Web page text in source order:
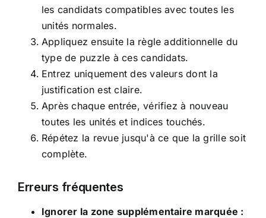
les candidats compatibles avec toutes les
unités normales.
Appliquez ensuite la règle additionnelle du
type de puzzle à ces candidats.
Entrez uniquement des valeurs dont la
justification est claire.
Après chaque entrée, vérifiez à nouveau
toutes les unités et indices touchés.
Répétez la revue jusqu'à ce que la grille soit
complète.
Erreurs fréquentes
Ignorer la zone supplémentaire marquée :